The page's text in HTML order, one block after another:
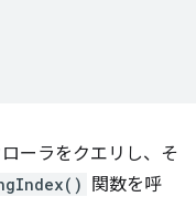
ーラをクエリし、そ
関数を呼